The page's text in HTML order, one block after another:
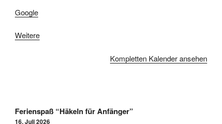
Google
Weitere
Kompletten Kalender ansehen
Ferienspaß “Häkeln für Anfänger”
16. Juli 2026